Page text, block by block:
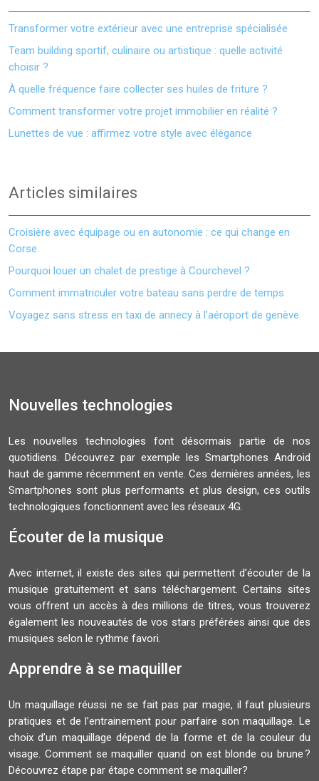
Transformer votre extérieur avec une entreprise spécialisée
Team building sportif, culinaire ou artistique : quelle activité
choisir ?
À quelle fréquence faire collecter ses huiles de friture ?
Comment transformer votre projet immobilier en réalité ?
Lunettes de vue : affirmez votre style avec élégance
Articles similaires
Croisière avec équipage ou en autonomie : ce qui change en
Corse
Pourquoi louer un chalet de prestige à Courchevel ?
Comment immatriculer votre bateau sans perdre de temps
Voyagez sans stress en taxi de annecy à l’aéroport de genève
Nouvelles technologies
Les nouvelles technologies font désormais partie de nos
quotidiens. Découvrez par exemple les Smartphones Android
haut de gamme récemment en vente. Ces dernières années, les
Smartphones sont plus performants et plus design, ces outils
technologiques fonctionnent avec les réseaux 4G.
Écouter de la musique
Avec internet, il existe des sites qui permettent d’écouter de la
musique gratuitement et sans téléchargement. Certains sites
vous offrent un accès à des millions de titres, vous trouverez
également les nouveautés de vos stars préférées ainsi que des
musiques selon le rythme favori.
Apprendre à se maquiller
Un maquillage réussi ne se fait pas par magie, il faut plusieurs
pratiques et de l’entrainement pour parfaire son maquillage. Le
choix d’un maquillage dépend de la forme et de la couleur du
visage. Comment se maquiller quand on est blonde ou brune ?
Découvrez étape par étape comment se maquiller?